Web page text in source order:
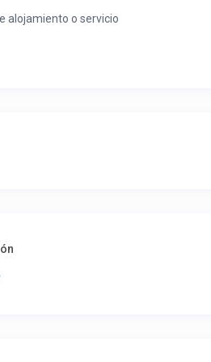
alojamiento o servicio
procederemos a activar su aviso